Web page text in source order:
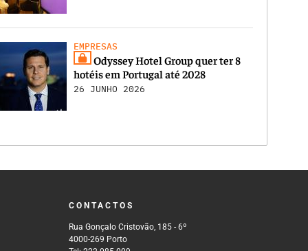
EMPRESAS
Odyssey Hotel Group quer ter 8
hotéis em Portugal até 2028
26 JUNHO 2026
CONTACTOS
Rua Gonçalo Cristovão, 185 - 6º
4000-269 Porto